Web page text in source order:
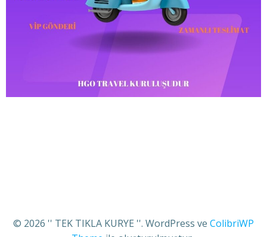
© 2026 '' TEK TIKLA KURYE ''. WordPress ve ColibriWP